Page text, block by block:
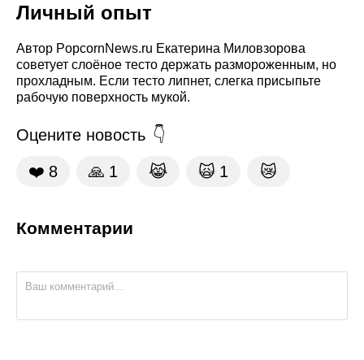
Личный опыт
Автор PopcornNews.ru Екатерина Миловзорова
советует слоёное тесто держать размороженным, но
прохладным. Если тесто липнет, слегка присыпьте
рабочую поверхность мукой.
Оцените новость
❤️ 8 🙏 1 😹 🙀 1 😿
Комментарии